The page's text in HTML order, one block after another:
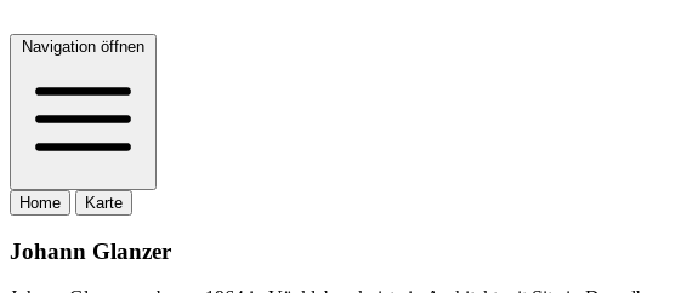
Navigation öffnen
Home Karte
Johann Glanzer